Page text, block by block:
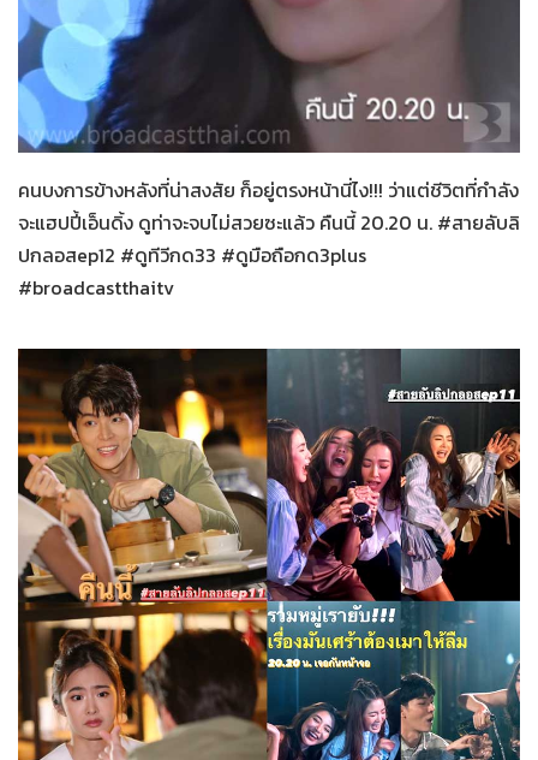
20-11-2565 สายลับลิปกลอส
คนบงการข้างหลังที่น่าสงสัย ก็อยู่ตรงหน้านี่ไง!!! ว่าแต่ชีวิตที่กำลัง
จะแฮปปี้เอ็นดิ้ง ดูท่าจะจบไม่สวยซะแล้ว คืนนี้ 20.20 น. #สายลับลิ
ปกลอสep12 #ดูทีวีกด33 #ดูมือถือกด3plus
#broadcastthaitv